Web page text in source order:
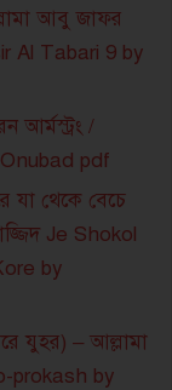
আবু জাফর
Al Tabari 9 by
আর্মস্ট্রং /
pdf
যা থেকে বেচে
Je Shokol
by
যুহর) – আল্লামা
prokash by